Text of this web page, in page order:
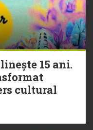
15 ani.
cultural